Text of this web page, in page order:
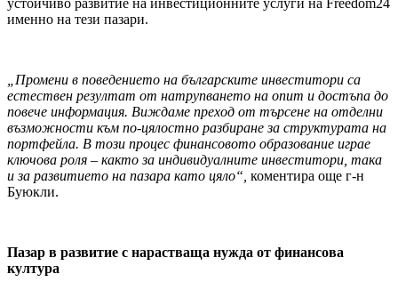
устойчиво развитие на инвестиционните услуги на Freedom24
именно на тези пазари.
„Промени в поведението на българските инвеститори са
естествен резултат от натрупването на опит и достъпа до
повече информация. Виждаме преход от търсене на отделни
възможности към по-цялостно разбиране за структурата на
портфейла. В този процес финансовото образование играе
ключова роля – както за индивидуалните инвеститори, така
и за развитието на пазара като цяло“, коментира още г-н
Буюкли.
Пазар в развитие с нарастваща нужда от финансова
култура